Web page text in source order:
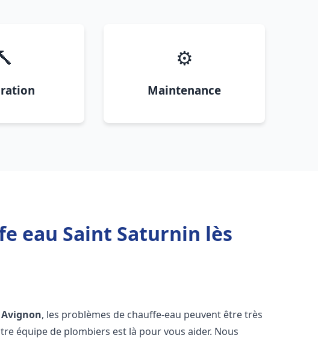
⚙️
Maintenance
eau Saint Saturnin lès
, les problèmes de chauffe-eau peuvent être très
équipe de plombiers est là pour vous aider. Nous